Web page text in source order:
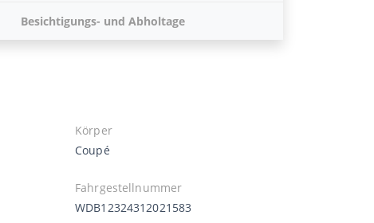
Besichtigungs- und Abholtage
Körper
Coupé
Fahrgestellnummer
WDB12324312021583